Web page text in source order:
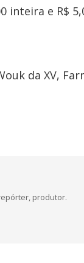
inteira e R$
da XV,
produtor.